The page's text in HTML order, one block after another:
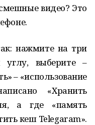
видео? Это
нажмите на три
углу, выберите –
– «использование
«Хранить
а где «память
кеш Telegаrаm».